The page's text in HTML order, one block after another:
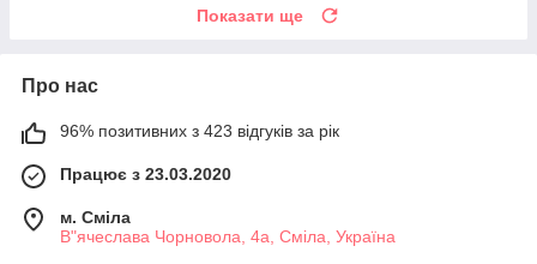
Показати ще
Про нас
96% позитивних з 423 відгуків за рік
Працює з 23.03.2020
м. Сміла
В"ячеслава Чорновола, 4а, Сміла, Україна